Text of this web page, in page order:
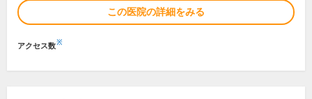
この医院の詳細をみる
アクセス数※